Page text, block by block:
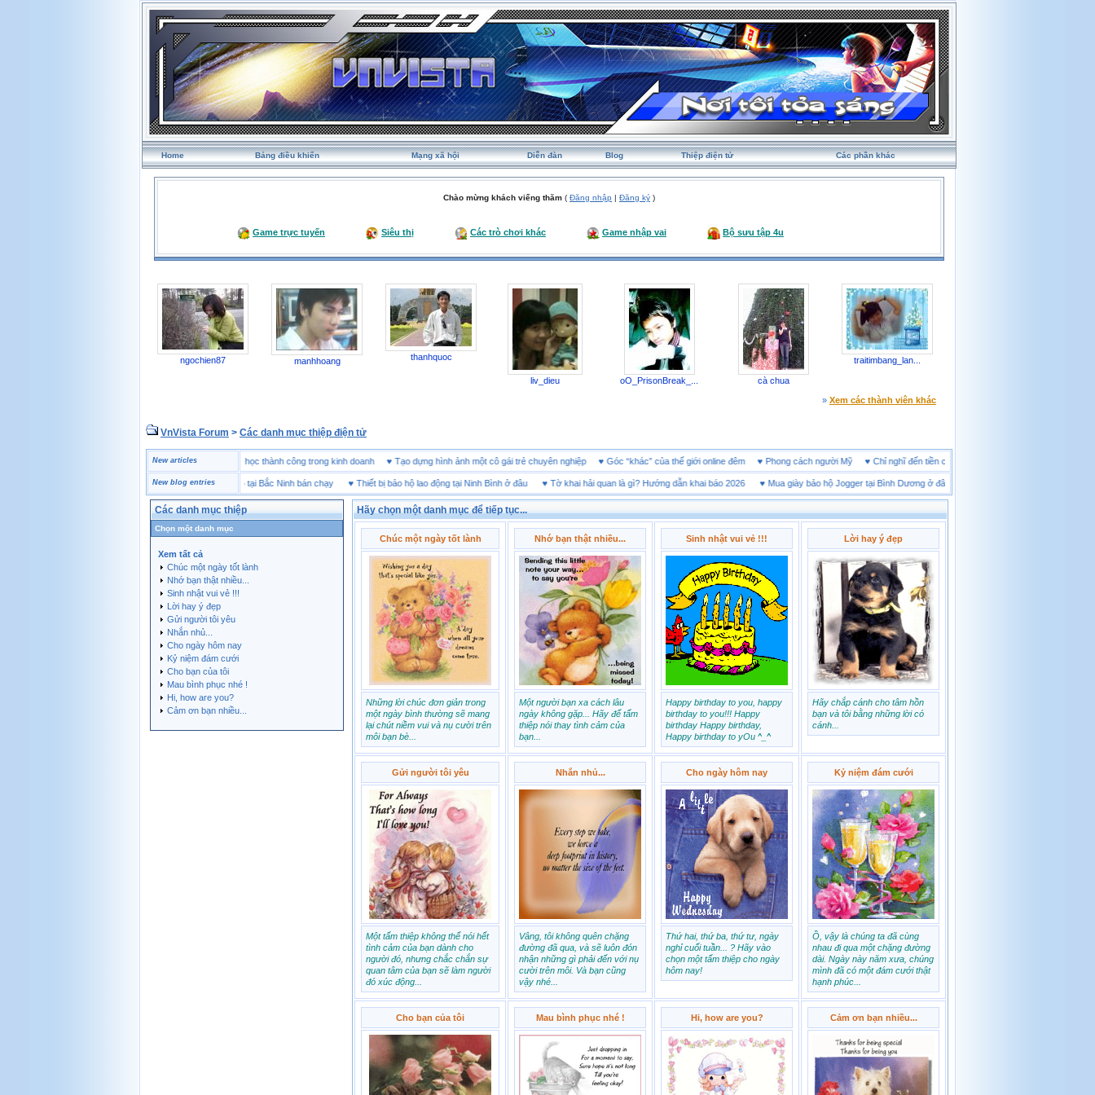
Home Bảng điều khiển Mạng xã hội Diễn đàn Blog Thiệp điện tử Các phần khác
Chào mừng khách viếng thăm ( Đăng nhập | Đăng ký )
Game trực tuyến Siêu thị Các trò chơi khác Game nhập vai Bộ sưu tập 4u
ngochien87 manhhoang thanhquoc
liv_dieu oO_PrisonBreak_... cà chua
traitimbang_lan...
» Xem các thành viên khác
VnVista Forum > Các danh mục thiệp điện tử
New articles
Một số câu hỏi phỏng vấn “đặc biệt” của Microsoft ♥4 bài học thành công trong kinh doanh♥Tạo dựng hình ảnh một cô gái trẻ chuyên nghiệp♥Góc “khác” của thế giới online đêm♥Phong cách người Mỹ♥Chỉ nghĩ đến tiền cũng làm người ta ích kỷ
New blog entries
Thương hiệu giày bảo hộ tại Bắc Ninh bán chạy♥Thiết bị bảo hộ lao động tại Ninh Bình ở đâu♥Tờ khai hải quan là gì? Hướng dẫn khai báo 2026♥Mua giày bảo hộ Jogger tại Bình Dương ở đâu tốt♥
Các danh mục thiệp
Chọn một danh mục
Xem tất cả
Chúc một ngày tốt lành
Nhớ bạn thật nhiều...
Sinh nhật vui vẻ !!!
Lời hay ý đẹp
Gửi người tôi yêu
Nhắn nhủ...
Cho ngày hôm nay
Kỷ niệm đám cưới
Cho bạn của tôi
Mau bình phục nhé !
Hi, how are you?
Cảm ơn bạn nhiều...
Hãy chọn một danh mục để tiếp tục...
Chúc một ngày tốt lành
Những lời chúc đơn giản trong
một ngày bình thường sẽ mang
lại chút niềm vui và nụ cười trên
môi bạn bè...
Nhớ bạn thật nhiều...
Một người bạn xa cách lâu
ngày không gặp... Hãy để tấm
thiệp nói thay tình cảm của
bạn...
Sinh nhật vui vẻ !!!
Happy birthday to you, happy
birthday to you!!! Happy
birthday Happy birthday,
Happy birthday to yOu ^_^
Lời hay ý đẹp
Hãy chắp cánh cho tâm hồn
bạn và tôi bằng những lời có
cánh...
Gửi người tôi yêu
Một tấm thiệp không thể nói hết
tình cảm của bạn dành cho
người đó, nhưng chắc chắn sự
quan tâm của bạn sẽ làm người
đó xúc động...
Nhắn nhủ...
Vâng, tôi không quên chặng
đường đã qua, và sẽ luôn đón
nhận những gì phải đến với nụ
cười trên môi. Và bạn cũng
vậy nhé...
Cho ngày hôm nay
Thứ hai, thứ ba, thứ tư, ngày
nghỉ cuối tuần... ? Hãy vào
chọn một tấm thiệp cho ngày
hôm nay!
Kỷ niệm đám cưới
Ồ, vậy là chúng ta đã cùng
nhau đi qua một chặng đường
dài. Ngày này năm xưa, chúng
mình đã có một đám cưới thật
hạnh phúc...
Cho bạn của tôi Mau bình phục nhé ! Hi, how are you? Cảm ơn bạn nhiều...